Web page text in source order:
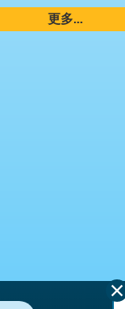
更多...